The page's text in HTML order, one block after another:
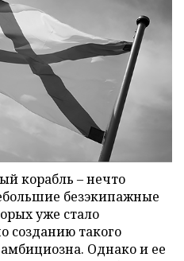
корабль – нечто
безэкипажные
уже стало
созданию такого
Однако и ее